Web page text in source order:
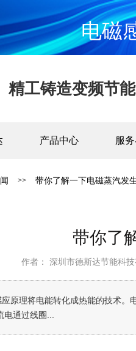
电磁
精工铸造变频节
产品中心 服
>> 带你了解一下电磁蒸汽发
带你了
作者： 深圳市德斯达节能科技
原理将电能转化成热能的技术
通过线圈...